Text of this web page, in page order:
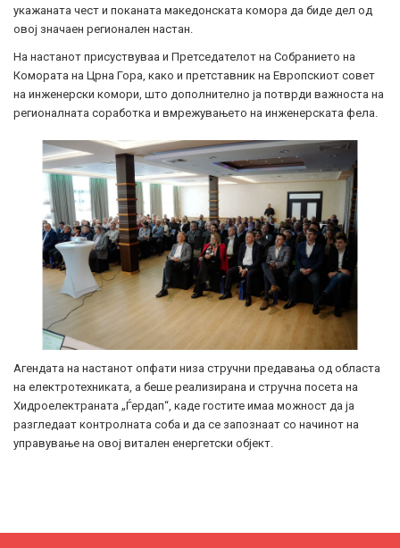
укажаната чест и поканата македонската комора да биде дел од
овој значаен регионален настан.
На настанот присуствуваа и Претседателот на Собранието на
Комората на Црна Гора, како и претставник на Европскиот совет
на инженерски комори, што дополнително ја потврди важноста на
регионалната соработка и вмрежувањето на инженерската фела.
Агендата на настанот опфати низа стручни предавања од областа
на електротехниката, а беше реализирана и стручна посета на
Хидроелектраната „Ѓердап“, каде гостите имаа можност да ја
разгледаат контролната соба и да се запознаат со начинот на
управување на овој витален енергетски објект.